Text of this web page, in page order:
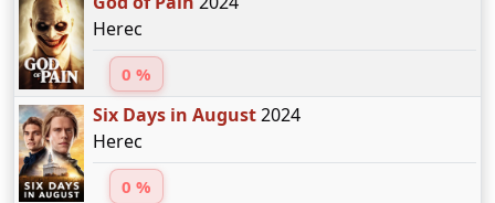
Herec
0 %
Six Days in August2024
Herec
0 %